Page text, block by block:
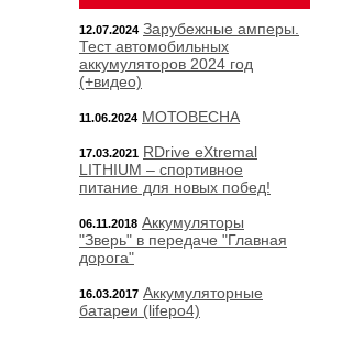
12.07.2024 Зарубежные амперы.
Тест автомобильных
аккумуляторов 2024 год
(+видео)
11.06.2024 МОТОВЕСНА
17.03.2021 RDrive eXtremal
LITHIUM – спортивное
питание для новых побед!
06.11.2018 Аккумуляторы
"Зверь" в передаче "Главная
дорога"
16.03.2017 Аккумуляторные
батареи (lifepo4)